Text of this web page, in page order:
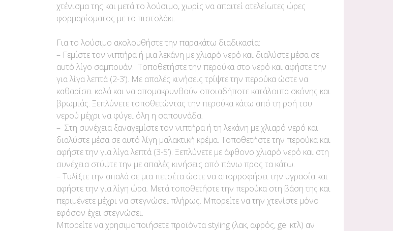
χτένισμα της και μετά το λούσιμο, χωρίς να απαιτεί ατελείωτες ώρες
φορμαρίσματος με το πιστολάκι.
Για το λούσιμο ακολουθήστε την παρακάτω διαδικασία:
– Γεμίστε τον νιπτήρα ή μια λεκάνη με χλιαρό νερό και διαλύστε μέσα σε
αυτό λίγο σαμπουάν. Τοποθετήστε την περούκα στο νερό και αφήστε την
για λίγα λεπτά (2-3’). Με απαλές κινήσεις τρίψτε την περούκα ώστε να
καθαρίσει καλά και να απομακρυνθούν οποιαδήποτε κατάλοιπα σκόνης και
βρωμιάς. Ξεπλύνετε τοποθετώντας την περούκα κάτω από τη ροή του
νερού μέχρι να φύγει όλη η σαπουνάδα.
– Στη συνέχεια ξαναγεμίστε τον νιπτήρα ή τη λεκάνη με χλιαρό νερό και
διαλύστε μέσα σε αυτό λίγη μαλακτική κρέμα. Τοποθετήστε την περούκα και
αφήστε την για λίγα λεπτά (3-5’). Ξεπλύνετε με άφθονο χλιαρό νερό και στη
συνέχεια στύψτε την με απαλές κινήσεις από πάνω προς τα κάτω.
– Τυλίξτε την απαλά σε μια πετσέτα ώστε να απορροφήσει την υγρασία και
αφήστε την για λίγη ώρα. Μετά τοποθετήστε την περούκα στη βάση της και
περιμένετε μέχρι να στεγνώσει πλήρως. Μπορείτε να την χτενίστε μόνο
εφόσον έχει στεγνώσει.
Μπορείτε να χρησιμοποιήσετε προϊόντα styling (λακ, αφρός, gel κτλ) αν